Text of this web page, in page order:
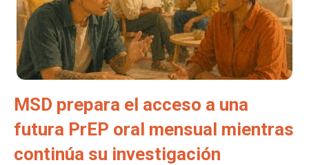
MSD prepara el acceso a una
futura PrEP oral mensual mientras
continúa su investigación